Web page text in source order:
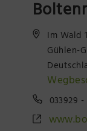
Präsenzstelle
Museum
Brandenburg-
Wegemuseum
Im Wald 1
Gühlen-
033929